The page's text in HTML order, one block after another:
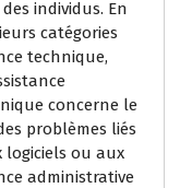
individus. En
catégories
technique,
concerne le
problèmes liés
logiciels ou aux
administrative